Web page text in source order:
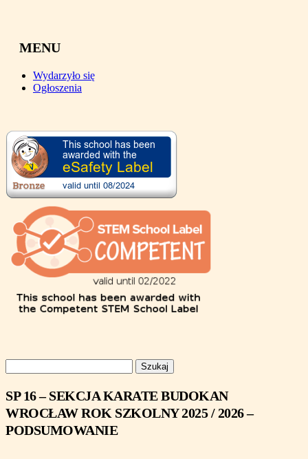
MENU
Wydarzyło się
Ogłoszenia
SP 16 – SEKCJA KARATE BUDOKAN
WROCŁAW ROK SZKOLNY 2025 / 2026 –
PODSUMOWANIE